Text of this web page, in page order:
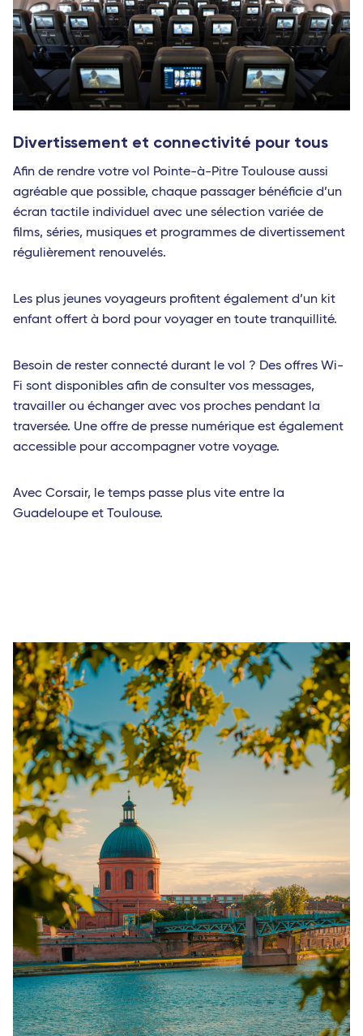
Divertissement et connectivité pour tous
Afin de rendre votre vol Pointe-à-Pitre Toulouse aussi
agréable que possible, chaque passager bénéficie d’un
écran tactile individuel avec une sélection variée de
films, séries, musiques et programmes de divertissement
régulièrement renouvelés.
Les plus jeunes voyageurs profitent également d’un kit
enfant offert à bord pour voyager en toute tranquillité.
Besoin de rester connecté durant le vol ? Des offres Wi-
Fi sont disponibles afin de consulter vos messages,
travailler ou échanger avec vos proches pendant la
traversée. Une offre de presse numérique est également
accessible pour accompagner votre voyage.
Avec Corsair, le temps passe plus vite entre la
Guadeloupe et Toulouse.